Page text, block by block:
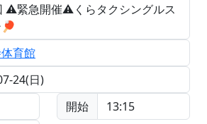
⚠️緊急開催⚠️くらタクシングルス
育館
24(日)
開始
13:15